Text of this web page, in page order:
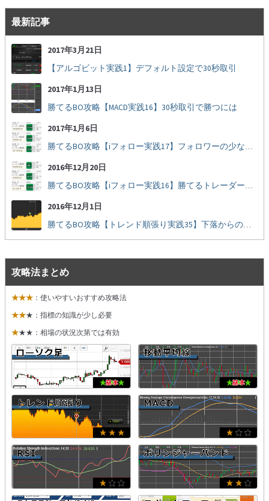
最新記事
2017年3月21日
【アルゴビット実践1】デフォルト設定で30秒取引
2017年1月13日
勝てるBO攻略【MACD実践16】30秒取引で勝つには
2017年1月6日
勝てるBO攻略【iフォロー実践17】フォロワーの少ない人をフォローする
2016年12月20日
勝てるBO攻略【iフォロー実践16】勝てるトレーダーを見抜く
2016年12月1日
勝てるBO攻略【トレンド順張り実践35】下落からの反発を見極める
攻略法まとめ
★★★ ：使いやすいおすすめ攻略法
★★★：指標の知識が少し必要
★★★：相場の状況次第では有効